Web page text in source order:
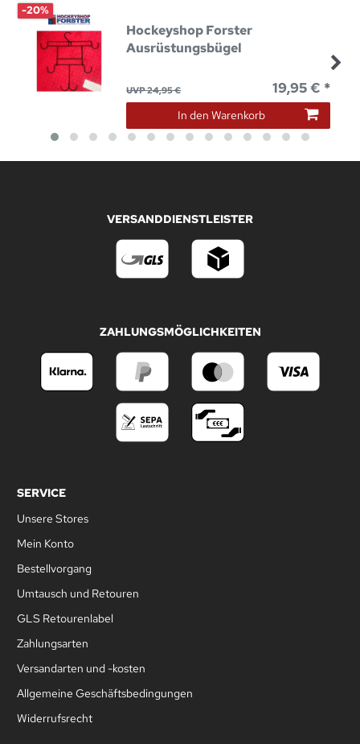
-20%
Hockeyshop Forster
Ausrüstungsbügel
UVP 24,95 € 19,95 € *
In den Warenkorb
VERSANDDIENSTLEISTER
ZAHLUNGSMÖGLICHKEITEN
SERVICE
Unsere Stores
Mein Konto
Bestellvorgang
Umtausch und Retouren
GLS Retourenlabel
Zahlungsarten
Versandarten und -kosten
Allgemeine Geschäftsbedingungen
Widerrufsrecht